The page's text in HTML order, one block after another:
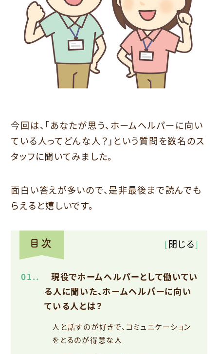
今回は、「あなたが思う、ホームヘルパーに向い
ている人ってどんな人？」という質問を数名のス
タッフに聞いてみました。
面白い答えが多いので、是非最後まで読んでも
らえると嬉しいです。
[閉じる]
1.
現役でホームヘルパーとして働いてい
る人に聞いた、ホームヘルパーに向い
ている人とは？
人と話すのが好きで、コミュニケーション
をとるのが得意な人